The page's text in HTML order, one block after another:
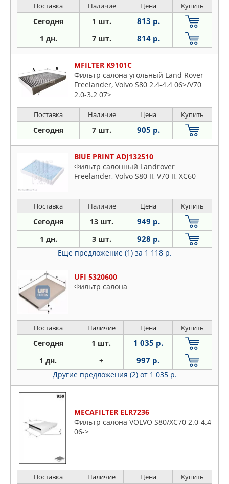
Поставка Наличие Цена Купить
Сегодня 1 шт. 813 р.
1 дн. 7 шт. 814 р.
MFILTER K9101C
Фильтр салона угольный Land Rover
Freelander, Volvo S80 2.4-4.4 06>/V70
2.0-3.2 07>
Поставка Наличие Цена Купить
Сегодня 7 шт. 905 р.
BlUE PRINT ADJ132510
Фильтр салонный Landrover
Freelander, Volvo S80 II, V70 II, XC60
Поставка Наличие Цена Купить
Сегодня 13 шт. 949 р.
1 дн. 3 шт. 928 р.
Еще предложение (1) за 1 118 р.
UFI 5320600
Фильтр салона
Поставка Наличие Цена Купить
Сегодня 1 шт. 1 035 р.
1 дн. + 997 р.
Другие предложения (2) от 1 035 р.
MECAFILTER ELR7236
Фильтр салона VOLVO S80/XC70 2.0-4.4
06->
Поставка Наличие Цена Купить